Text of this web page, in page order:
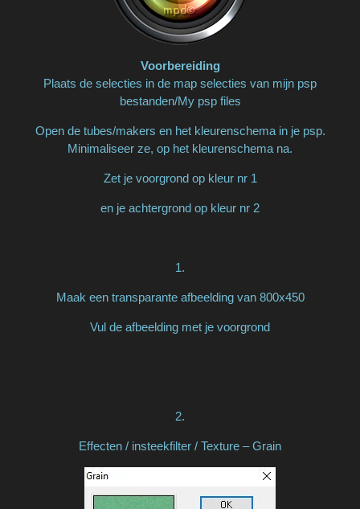
Voorbereiding
Plaats de selecties in de map selecties van mijn psp
bestanden/My psp files
Open de tubes/makers en het kleurenschema in je psp.
Minimaliseer ze, op het kleurenschema na.
Zet je voorgrond op kleur nr 1
en je achtergrond op kleur nr 2
1.
Maak een transparante afbeelding van 800x450
Vul de afbeelding met je voorgrond
2.
Effecten / insteekfilter / Texture – Grain